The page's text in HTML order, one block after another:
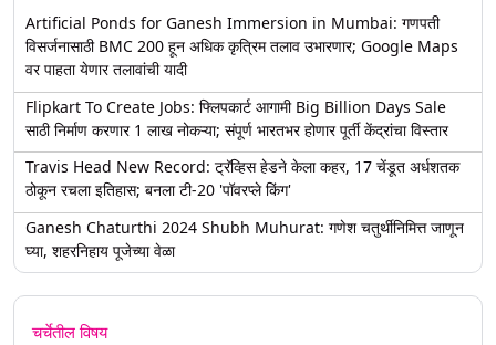
Artificial Ponds for Ganesh Immersion in Mumbai: गणपती
विसर्जनासाठी BMC 200 हून अधिक कृत्रिम तलाव उभारणार; Google Maps
वर पाहता येणार तलावांची यादी
Flipkart To Create Jobs: फ्लिपकार्ट आगामी Big Billion Days Sale
साठी निर्माण करणार 1 लाख नोकऱ्या; संपूर्ण भारतभर होणार पूर्ती केंद्रांचा विस्तार
Travis Head New Record: ट्रॅव्हिस हेडने केला कहर, 17 चेंडूत अर्धशतक
ठोकून रचला इतिहास; बनला टी-20 'पॉवरप्ले किंग'
Ganesh Chaturthi 2024 Shubh Muhurat: गणेश चतुर्थीनिमित्त जाणून
घ्या, शहरनिहाय पूजेच्या वेळा
चर्चेतील विषय